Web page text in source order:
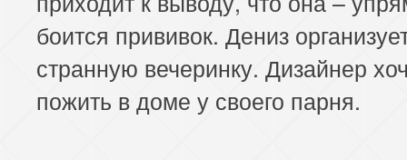
боится прививок. Дениз
странную вечеринку. Дизайнер
пожить в доме у своего парня.